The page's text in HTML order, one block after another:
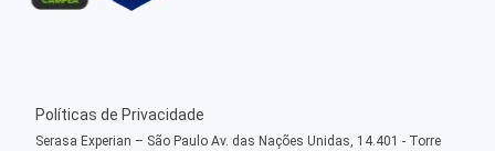
Políticas de Privacidade
Serasa Experian – São Paulo Av. das Nações Unidas, 14.401 - Torre